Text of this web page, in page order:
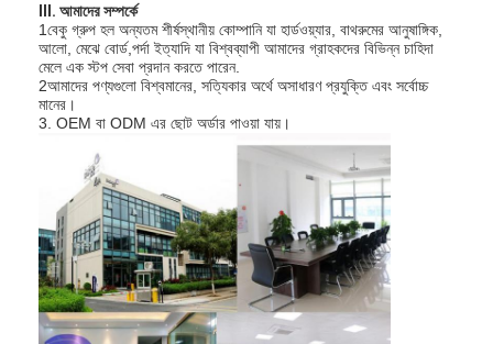
ভিডিও
আমাদের সম্বন্ধে
গুণমান নিয়ন্ত্রণ
আমাদের সাথে যোগাযোগ
খবর
মামলা
III. আমাদের সম্পর্কে
1বেকু গ্রুপ হল অন্যতম শীর্ষস্থানীয় কোম্পানি যা হার্ডওয়্যার, বাথরুমের আনুষাঙ্গিক,
আলো, মেঝে বোর্ড,পর্দা ইত্যাদি যা বিশ্বব্যাপী আমাদের গ্রাহকদের বিভিন্ন চাহিদা
মেলে এক স্টপ সেবা প্রদান করতে পারেন.
2আমাদের পণ্যগুলো বিশ্বমানের, সত্যিকার অর্থে অসাধারণ প্রযুক্তি এবং সর্বোচ্চ
মানের।
3. OEM বা ODM এর ছোট অর্ডার পাওয়া যায়।